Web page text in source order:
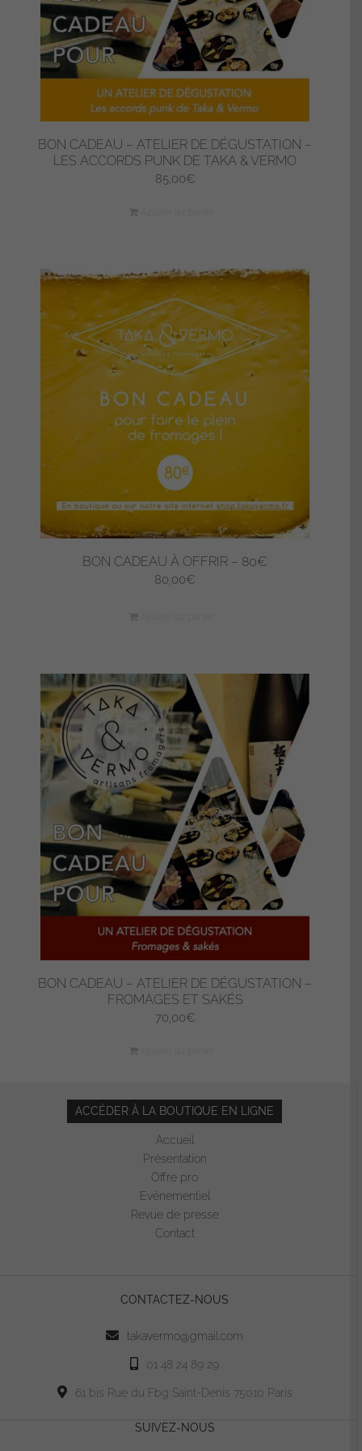
BON CADEAU – ATELIER DE DÉGUSTATION –
LES ACCORDS PUNK DE TAKA & VERMO
85,00€
BON CADEAU À OFFRIR – 80€
80,00€
BON CADEAU – ATELIER DE DÉGUSTATION –
FROMAGES ET SAKÉS
70,00€
ACCÉDER À LA BOUTIQUE EN LIGNE
Accueil
Présentation
Offre pro
Evénementiel
Revue de presse
Contact
CONTACTEZ-NOUS
takavermo@gmail.com
01 48 24 89 29
61 bis Rue du Fbg Saint-Denis 75010 Paris
SUIVEZ-NOUS